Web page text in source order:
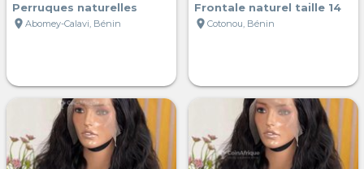
Perruques naturelles
location_on Abomey-Calavi, Bénin
Frontale naturel taille 14
location_on Cotonou, Bénin